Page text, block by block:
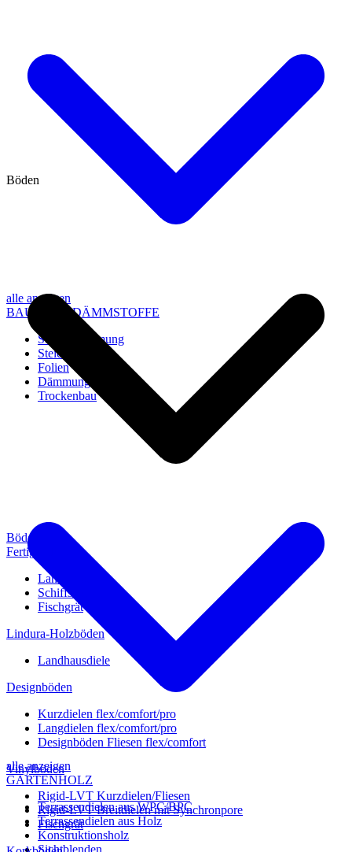
alle anzeigen
BAU- UND DÄMMSTOFFE
Steico Dämmung
Steico Zubehör
Folien
Dämmung
Trockenbau
alle anzeigen
GARTENHOLZ
Terrassendielen aus WPC/BPC
Terrassendielen aus Holz
Konstruktionsholz
Sichtblenden
Böden
Böden
Fertigparkett
Landhausdiele
Schiffsboden
Fischgrät
Lindura-Holzböden
Landhausdiele
Designböden
Kurzdielen flex/comfort/pro
Langdielen flex/comfort/pro
Designböden Fliesen flex/comfort
Vinylböden
Rigid-LVT Kurzdielen/Fliesen
Rigid-LVT Breitdielen mit Synchronpore
Fischgrät